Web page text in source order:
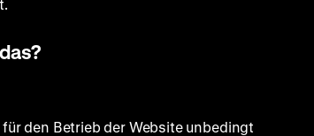
den Betrieb der Website unbedingt